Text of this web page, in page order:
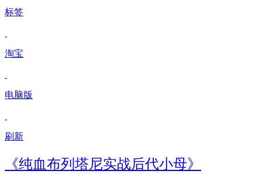
标签
淘宝
电脑版
刷新
《纯血布列塔尼实战后代小母》